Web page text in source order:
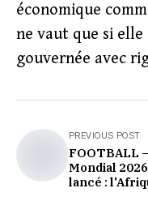
économique
ne vaut que si
gouvernée avec
PREVIOUS POST
FOOTBALL
Mondial
lancé :